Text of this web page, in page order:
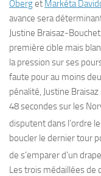
Öberget Markéta
avance sera
Justine Braisaz-
première cible mais
la pression sur ses
faute pour au moins
pénalité, Justine
48 secondes sur les
disputent dans l’ordre
boucler le dernier tour
de s’emparer d’un
Les trois médaillées de